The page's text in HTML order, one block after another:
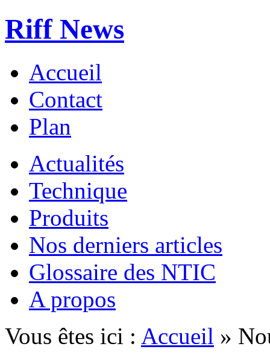
Riff News
Accueil
Contact
Plan
Actualités
Technique
Produits
Nos derniers articles
Glossaire des NTIC
A propos
Vous êtes ici : Accueil »